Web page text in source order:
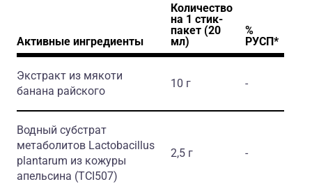
Активные ингредиенты
Количество
на 1 стик-
пакет (20
мл)
%
РУСП*
Экстракт из мякоти
банана райского
10 г -
Водный субстрат
метаболитов Lactobacillus
plantarum из кожуры
апельсина (TCI507)
2,5 г -